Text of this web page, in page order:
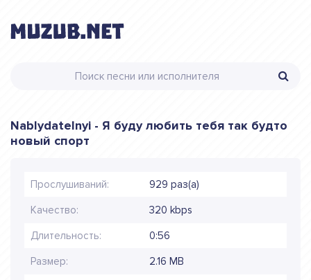
Nablydatelnyi - Я буду любить тебя так будто
новый спорт
Прослушиваний: 929 раз(а)
Качество: 320 kbps
Длительность: 0:56
Размер: 2.16 MB